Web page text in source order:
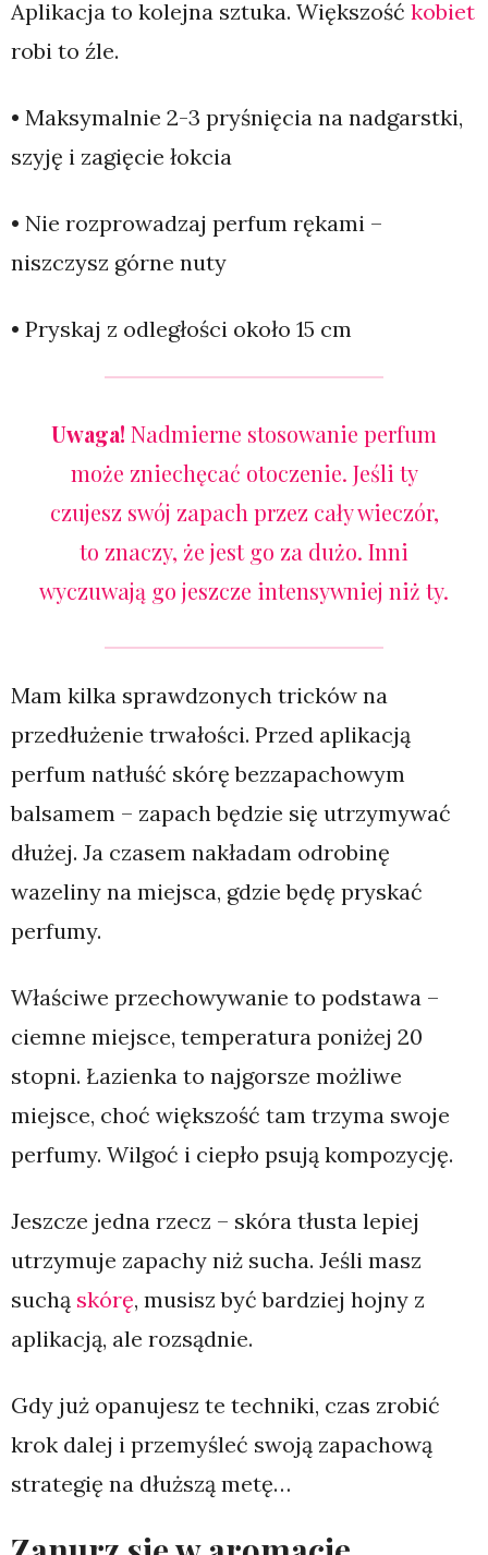
Aplikacja to kolejna sztuka. Większość kobiet
robi to źle.
• Maksymalnie 2-3 pryśnięcia na nadgarstki,
szyję i zagięcie łokcia
• Nie rozprowadzaj perfum rękami –
niszczysz górne nuty
• Pryskaj z odległości około 15 cm
Uwaga! Nadmierne stosowanie perfum
może zniechęcać otoczenie. Jeśli ty
czujesz swój zapach przez cały wieczór,
to znaczy, że jest go za dużo. Inni
wyczuwają go jeszcze intensywniej niż ty.
Mam kilka sprawdzonych tricków na
przedłużenie trwałości. Przed aplikacją
perfum natłuść skórę bezzapachowym
balsamem – zapach będzie się utrzymywać
dłużej. Ja czasem nakładam odrobinę
wazeliny na miejsca, gdzie będę pryskać
perfumy.
Właściwe przechowywanie to podstawa –
ciemne miejsce, temperatura poniżej 20
stopni. Łazienka to najgorsze możliwe
miejsce, choć większość tam trzyma swoje
perfumy. Wilgoć i ciepło psują kompozycję.
Jeszcze jedna rzecz – skóra tłusta lepiej
utrzymuje zapachy niż sucha. Jeśli masz
suchą skórę, musisz być bardziej hojny z
aplikacją, ale rozsądnie.
Gdy już opanujesz te techniki, czas zrobić
krok dalej i przemyśleć swoją zapachową
strategię na dłuższą metę…